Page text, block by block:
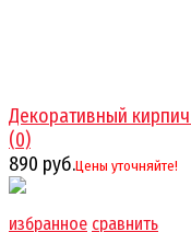
избранное сравнить
Декоративный
(0)
890 руб.Цены уточняйте!